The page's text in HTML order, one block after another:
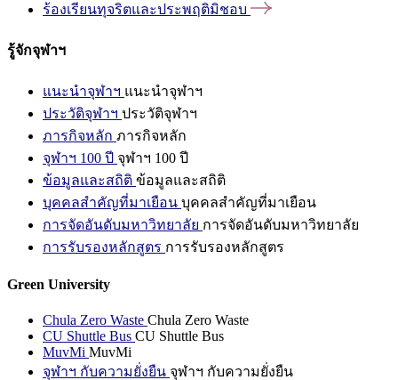
ร้องเรียนทุจริตและประพฤติมิชอบ
รู้จักจุฬาฯ
แนะนำจุฬาฯ แนะนำจุฬาฯ
ประวัติจุฬาฯ ประวัติจุฬาฯ
ภารกิจหลัก ภารกิจหลัก
จุฬาฯ 100 ปี จุฬาฯ 100 ปี
ข้อมูลและสถิติ ข้อมูลและสถิติ
บุคคลสำคัญที่มาเยือน บุคคลสำคัญที่มาเยือน
การจัดอันดับมหาวิทยาลัย การจัดอันดับมหาวิทยาลัย
การรับรองหลักสูตร การรับรองหลักสูตร
Green University
Chula Zero Waste Chula Zero Waste
CU Shuttle Bus CU Shuttle Bus
MuvMi MuvMi
จุฬาฯ กับความยั่งยืน จุฬาฯ กับความยั่งยืน